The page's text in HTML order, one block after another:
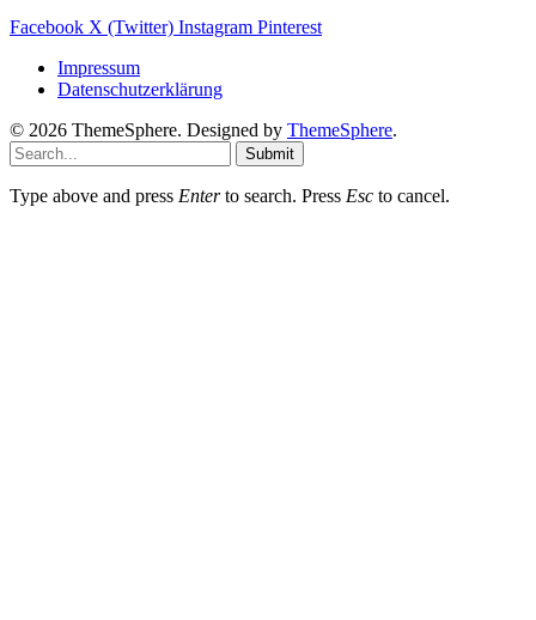
Facebook X (Twitter) Instagram Pinterest
Impressum
Datenschutzerklärung
© 2026 ThemeSphere. Designed by ThemeSphere.
Submit
Type above and press Enterto search. Press Esc to cancel.